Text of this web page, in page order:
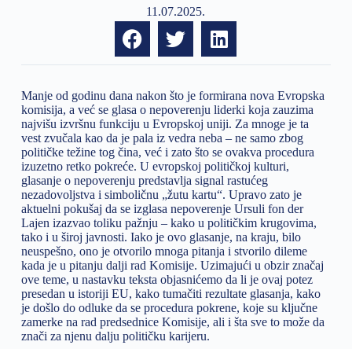
11.07.2025.
Manje od godinu dana nakon što je formirana nova Evropska
komisija, a već se glasa o nepoverenju liderki koja zauzima
najvišu izvršnu funkciju u Evropskoj uniji. Za mnoge je ta
vest zvučala kao da je pala iz vedra neba – ne samo zbog
političke težine tog čina, već i zato što se ovakva procedura
izuzetno retko pokreće. U evropskoj političkoj kulturi,
glasanje o nepoverenju predstavlja signal rastućeg
nezadovoljstva i simboličnu „žutu kartu“. Upravo zato je
aktuelni pokušaj da se izglasa nepoverenje Ursuli fon der
Lajen izazvao toliku pažnju – kako u političkim krugovima,
tako i u široj javnosti. Iako je ovo glasanje, na kraju, bilo
neuspešno, ono je otvorilo mnoga pitanja i stvorilo dileme
kada je u pitanju dalji rad Komisije. Uzimajući u obzir značaj
ove teme, u nastavku teksta objasnićemo da li je ovaj potez
presedan u istoriji EU, kako tumačiti rezultate glasanja, kako
je došlo do odluke da se procedura pokrene, koje su ključne
zamerke na rad predsednice Komisije, ali i šta sve to može da
znači za njenu dalju političku karijeru.